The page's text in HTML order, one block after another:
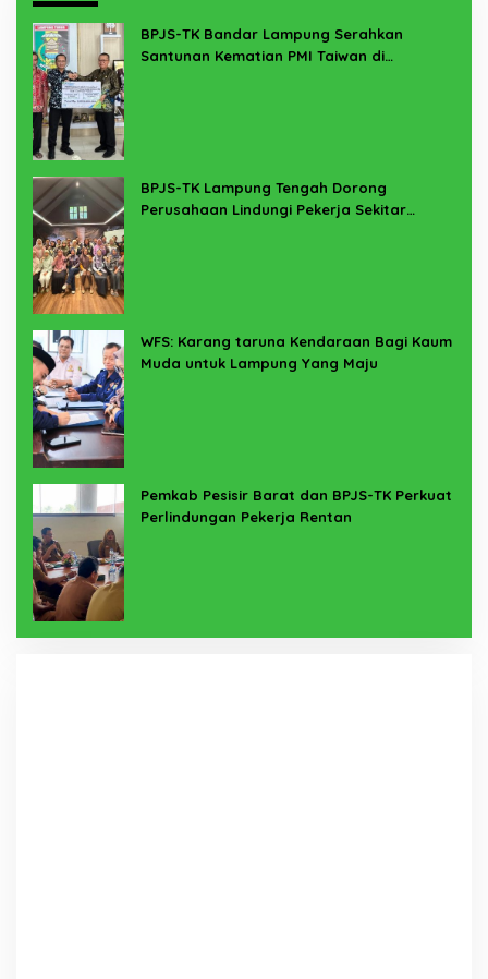
BPJS-TK Bandar Lampung Serahkan
Santunan Kematian PMI Taiwan di
BPJS-TK Lampung Tengah Dorong
Perusahaan Lindungi Pekerja Sekitar
WFS: Karang taruna Kendaraan Bagi Kaum
Muda untuk Lampung Yang Maju
Pemkab Pesisir Barat dan BPJS-TK Perkuat
Perlindungan Pekerja Rentan